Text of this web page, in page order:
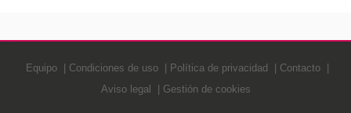
Equipo Condiciones de uso Política de privacidad
Contacto
Aviso legal
Gestión de cookies